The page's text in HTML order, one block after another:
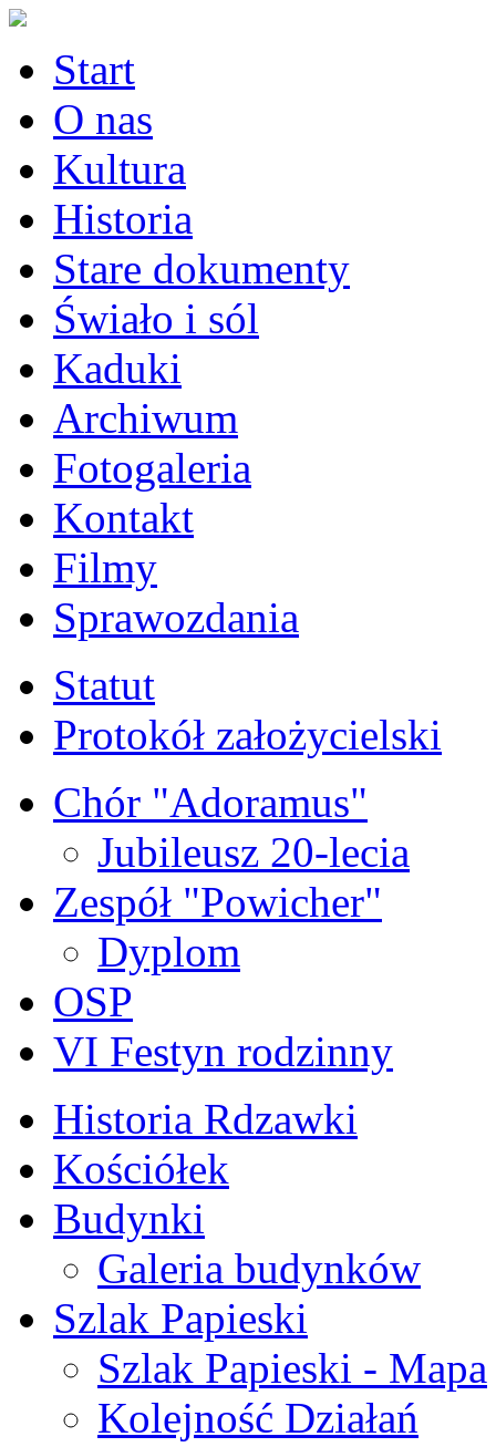
Start
O nas
Kultura
Historia
Stare dokumenty
Świało i sól
Kaduki
Archiwum
Fotogaleria
Kontakt
Filmy
Sprawozdania
Statut
Protokół założycielski
Chór "Adoramus"
Jubileusz 20-lecia
Zespół "Powicher"
Dyplom
OSP
VI Festyn rodzinny
Historia Rdzawki
Kościółek
Budynki
Galeria budynków
Szlak Papieski
Szlak Papieski - Mapa
Kolejność Działań